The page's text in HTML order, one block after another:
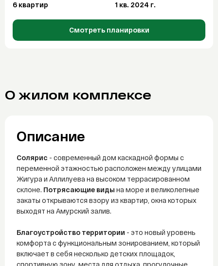
О компании
О компании
6 квартир
1 кв. 2024 г.
Смотреть планировки
О жилом комплексе
Описание
Солярис - современный дом каскадной формы с
переменной этажностью расположен между улицами
Жигура и Аллилуева на высоком террасированном
склоне. Потрясающие виды на море и великолепные
закаты открываются взору из квартир, окна которых
выходят на Амурский залив.
Благоустройство территории - это новый уровень
комфорта с функциональным зонированием, который
включает в себя несколько детских площадок,
спортивную зону, места для отдыха, прогулочные